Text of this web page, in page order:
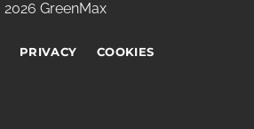
2026 GreenMax
PRIVACY COOKIES